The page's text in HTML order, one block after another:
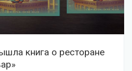
книга о ресторане